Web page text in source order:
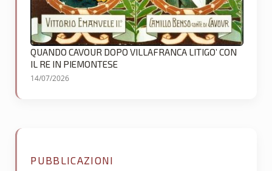
QUANDO CAVOUR DOPO VILLAFRANCA LITIGO’ CON
IL RE IN PIEMONTESE
14/07/2026
PUBBLICAZIONI